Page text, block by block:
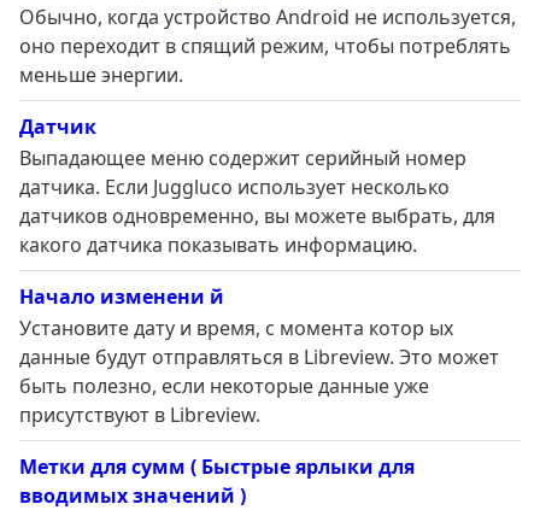
Обычно, когда устройство Android не используется,
оно переходит в спящий режим, чтобы потреблять
меньше энергии.
Датчик
Выпадающее меню содержит серийный номер
датчика. Если Juggluco использует несколько
датчиков одновременно, вы можете выбрать, для
какого датчика показывать информацию.
Начало изменени й
Установите дату и время, с момента котор ых
данные будут отправляться в Libreview. Это может
быть полезно, если некоторые данные уже
присутствуют в Libreview.
Метки для сумм ( Быстрые ярлыки для
вводимых значений )